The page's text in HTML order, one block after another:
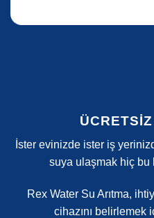
İster evinizde ister iş
suya ulaşmak hiç bu
Rex Water Su Arıtma,
cihazını belirlemek